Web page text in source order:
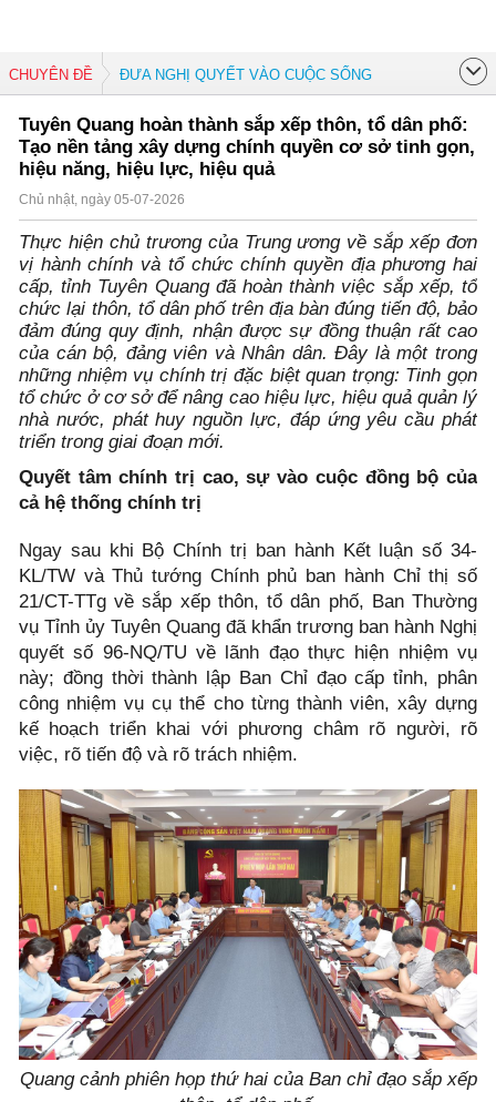
CHUYÊN ĐỀ ĐƯA NGHỊ QUYẾT VÀO CUỘC SỐNG
Tuyên Quang hoàn thành sắp xếp thôn, tổ dân phố:
Tạo nền tảng xây dựng chính quyền cơ sở tinh gọn,
hiệu năng, hiệu lực, hiệu quả
Chủ nhật, ngày 05-07-2026
Thực hiện chủ trương của Trung ương về sắp xếp đơn
vị hành chính và tổ chức chính quyền địa phương hai
cấp, tỉnh Tuyên Quang đã hoàn thành việc sắp xếp, tổ
chức lại thôn, tổ dân phố trên địa bàn đúng tiến độ, bảo
đảm đúng quy định, nhận được sự đồng thuận rất cao
của cán bộ, đảng viên và Nhân dân. Đây là một trong
những nhiệm vụ chính trị đặc biệt quan trọng: Tinh gọn
tổ chức ở cơ sở để nâng cao hiệu lực, hiệu quả quản lý
nhà nước, phát huy nguồn lực, đáp ứng yêu cầu phát
triển trong giai đoạn mới.
Quyết tâm chính trị cao, sự vào cuộc đồng bộ của
cả hệ thống chính trị
Ngay sau khi Bộ Chính trị ban hành Kết luận số 34-
KL/TW và Thủ tướng Chính phủ ban hành Chỉ thị số
21/CT-TTg về sắp xếp thôn, tổ dân phố, Ban Thường
vụ Tỉnh ủy Tuyên Quang đã khẩn trương ban hành Nghị
quyết số 96-NQ/TU về lãnh đạo thực hiện nhiệm vụ
này; đồng thời thành lập Ban Chỉ đạo cấp tỉnh, phân
công nhiệm vụ cụ thể cho từng thành viên, xây dựng
kế hoạch triển khai với phương châm rõ người, rõ
việc, rõ tiến độ và rõ trách nhiệm.
Quang cảnh phiên họp thứ hai của Ban chỉ đạo sắp xếp